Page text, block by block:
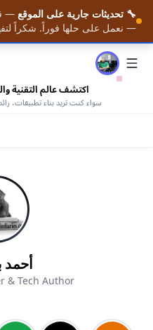
📚 احصل على أحدث
لمكتبتنا من الكتب المجانية —
اكتشف عالم التقنية
سواء كنت تريد بناء تطبيقات،
BOUCHEFRA
الرئيسية
أحمد
& Tech Author
🔧 تحديثات جارية على الموقع —
— نعمل على حلها فوراً. شكراً